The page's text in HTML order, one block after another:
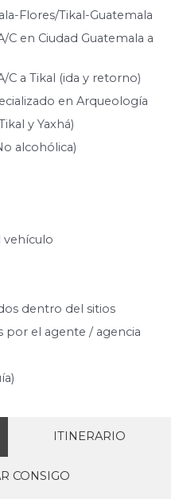
Flores/Tikal-Guatemala
en Ciudad Guatemala a
a Tikal (ida y retorno)
en Arqueología
y Yaxhá)
alcohólica)
vehículo
dentro del sitios
por el agente / agencia
ITINERARIO
CONSIGO